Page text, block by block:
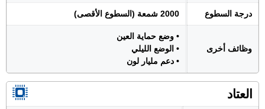
درجة السطوع 2000 شمعة (السطوع الأقصى)
وظائف أخرى
• وضع حماية العين
• الوضع الليلي
• دعم مليار لون
العتاد